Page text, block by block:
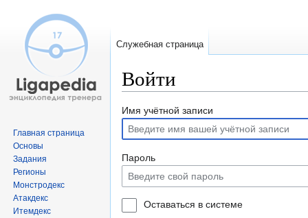
Войти
Перейти
навигации
Перейти
поиску
Имя учётной записи
Пароль
Оставаться в системе
Служебная страница
Главная страница
Основы
Задания
Регионы
Монстродекс
Атакдекс
Итемдекс